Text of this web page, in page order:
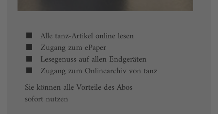
Alle tanz-Artikel online lesen
Zugang zum ePaper
Lesegenuss auf allen Endgeräten
Zugang zum Onlinearchiv von tanz
Sie können alle Vorteile des Abos
sofort nutzen